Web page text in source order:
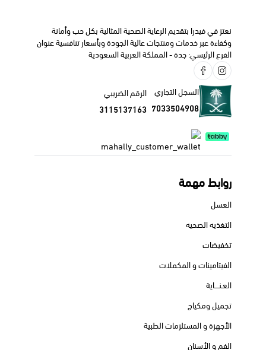
نعتز في فيدرا بتقديم الرعاية الصحية المثالية بكل حب وأمانة
وكفاءة عبر خدمات ومنتجات عالية الجودة وبأسعار تنافسية عنوان
الفرع الرئيسي: جدة - المملكة العربية السعودية
السجل التجاري
7033504908
الرقم الضريبي
3115137163
روابط مهمة
العسل
التغذيه الصحيه
تخفيضات
الفيتامينات و المكملات
العـنــــاية
تجميل ومكياج
الأجهزة و المستلزمات الطبية
الفم و الأسنان